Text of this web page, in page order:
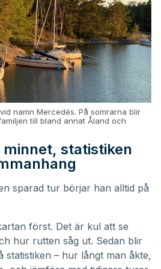
namn Mercedés. På somrarna blir
till bland annat Åland och
statistiken
sparad tur börjar han alltid på
först. Det är kul att se
hur rutten såg ut. Sedan blir
statistiken – hur långt man åkte,